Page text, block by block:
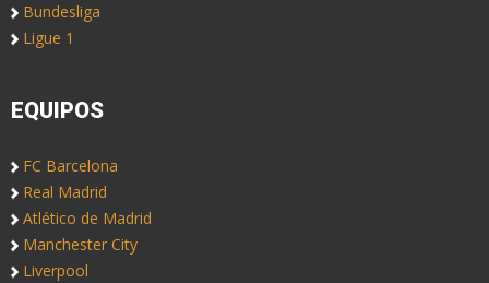
Bundesliga
Ligue 1
EQUIPOS
FC Barcelona
Real Madrid
Atlético de Madrid
Manchester City
Liverpool